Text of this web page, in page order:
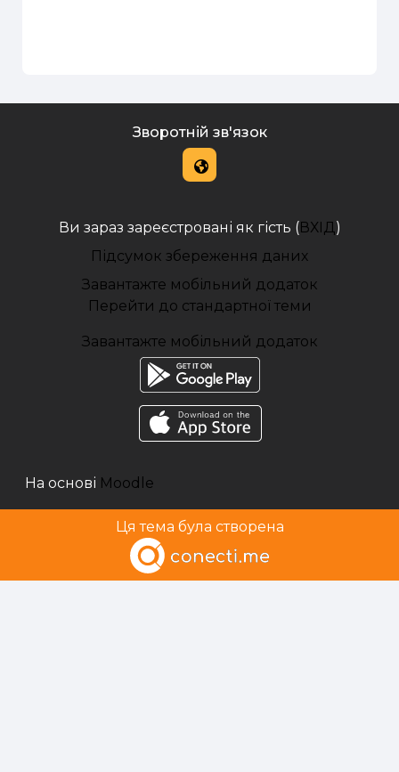
Зворотній зв'язок
Ви зараз зареєстровані як гість (ВХІД )
Підсумок збереження даних
Завантажте мобільний додаток
Перейти до стандартної теми
Завантажте мобільний додаток
На основі Moodle
Ця тема була створена